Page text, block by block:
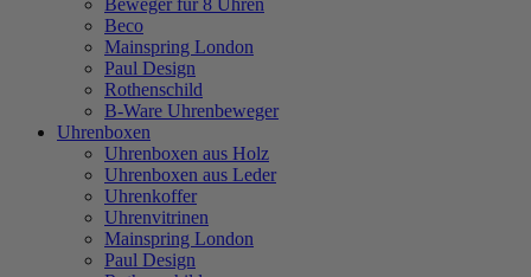
Beweger für 8 Uhren
Beco
Mainspring London
Paul Design
Rothenschild
B-Ware Uhrenbeweger
Uhrenboxen
Uhrenboxen aus Holz
Uhrenboxen aus Leder
Uhrenkoffer
Uhrenvitrinen
Mainspring London
Paul Design